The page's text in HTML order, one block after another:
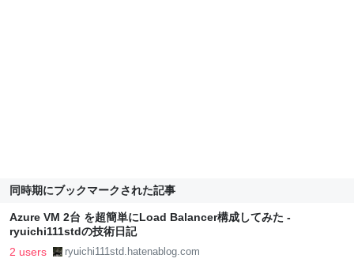
同時期にブックマークされた記事
Azure VM 2台 を超簡単にLoad Balancer構成してみた -
ryuichi111stdの技術日記
2 users ryuichi111std.hatenablog.com